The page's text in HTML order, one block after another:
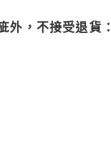
外，不接受退貨：